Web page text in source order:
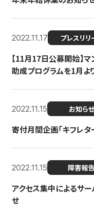
2022.11.17 プレスリリ
【11月17日公募開始】
助成プログラムを1月よ
2022.11.15 お知らせ
寄付月間企画「キフレタ
2022.11.15 障害報告
アクセス集中によるサ
せ